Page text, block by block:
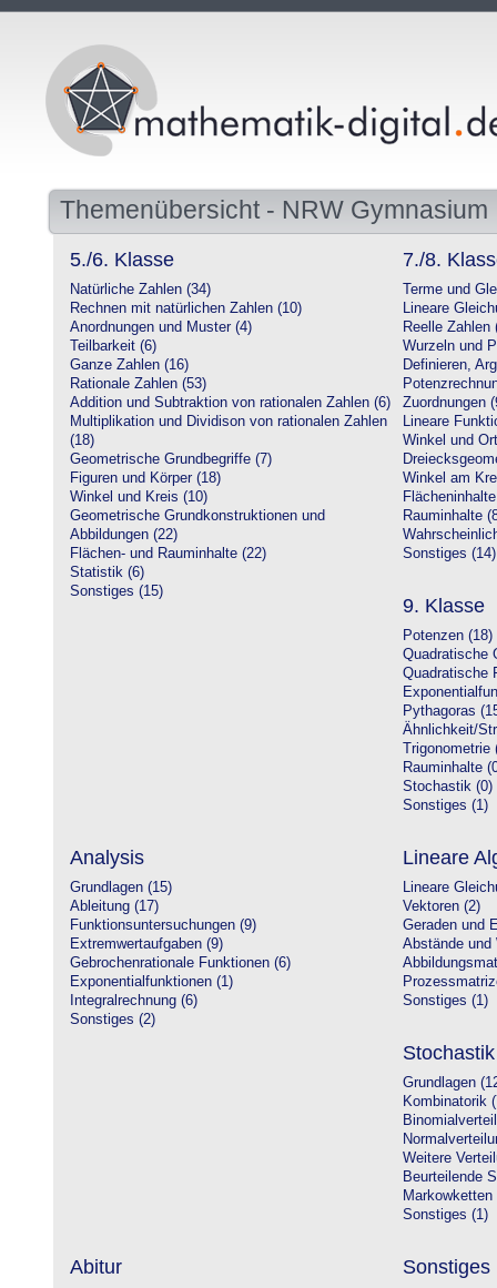
Themenübersicht - NRW Gymnasium
5./6. Klasse
Natürliche Zahlen (34)
Rechnen mit natürlichen Zahlen (10)
Anordnungen und Muster (4)
Teilbarkeit (6)
Ganze Zahlen (16)
Rationale Zahlen (53)
Addition und Subtraktion von rationalen Zahlen (6)
Multiplikation und Dividison von rationalen Zahlen
(18)
Geometrische Grundbegriffe (7)
Figuren und Körper (18)
Winkel und Kreis (10)
Geometrische Grundkonstruktionen und
Abbildungen (22)
Flächen- und Rauminhalte (22)
Statistik (6)
Sonstiges (15)
7./8.
Terme und
Lineare
Reelle Zahlen
Wurzeln und
Definieren,
Zuordnungen
Lineare
Winkel und
Winkel am
Rauminhalte
Sonstiges (14)
9. Klasse
Potenzen (18)
Quadratische
Quadratische
Pythagoras
Ähnlichkeit/
Trigonometrie
Rauminhalte
Stochastik (0)
Sonstiges (1)
Analysis
Grundlagen (15)
Ableitung (17)
Funktionsuntersuchungen (9)
Extremwertaufgaben (9)
Gebrochenrationale Funktionen (6)
Exponentialfunktionen (1)
Integralrechnung (6)
Sonstiges (2)
Lineare
Lineare
Vektoren (2)
Geraden und
Abstände und
Sonstiges (1)
Stochastik
Grundlagen
Kombinatorik
Weitere
Beurteilende
Markowketten
Sonstiges (1)
Abitur Sonstiges